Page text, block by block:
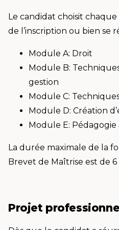
Le candidat choisit
de l’inscription ou bien se
Module A: Droit
Module B:
gestion
Module C:
Module D: Création
Module E:
La durée maximale de la
Brevet de Maîtrise est de 6
Projet